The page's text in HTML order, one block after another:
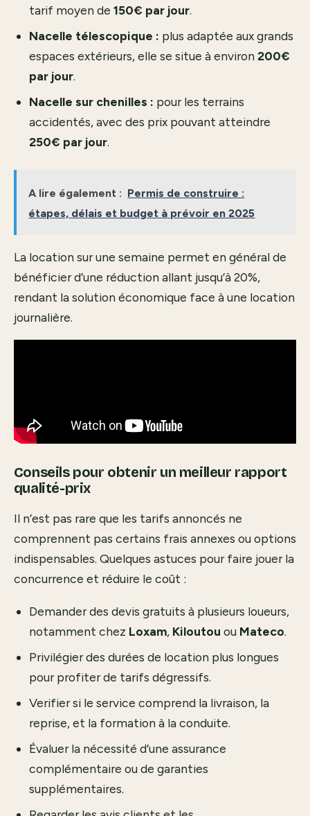
tarif moyen de 150€ par jour.
Nacelle télescopique : plus adaptée aux grands
espaces extérieurs, elle se situe à environ200€
par jour.
Nacelle sur chenilles : pour les terrains
accidentés, avec des prix pouvant atteindre
250€ par jour.
A lire également : Permis de construire :
étapes, délais et budget à prévoir en 2025
La location sur une semaine permet en général de
bénéficier d’une réduction allant jusqu’à 20%,
rendant la solution économique face à une location
journalière.
Conseils pour obtenir un meilleur rapport
qualité-prix
Il n’est pas rare que les tarifs annoncés ne
comprennent pas certains frais annexes ou options
indispensables. Quelques astuces pour faire jouer la
concurrence et réduire le coût :
Demander des devis gratuits à plusieurs loueurs,
notamment chez Loxam, Kiloutou ou Mateco.
Privilégier des durées de location plus longues
pour profiter de tarifs dégressifs.
Verifier si le service comprend la livraison, la
reprise, et la formation à la conduite.
Évaluer la nécessité d’une assurance
complémentaire ou de garanties
supplémentaires.